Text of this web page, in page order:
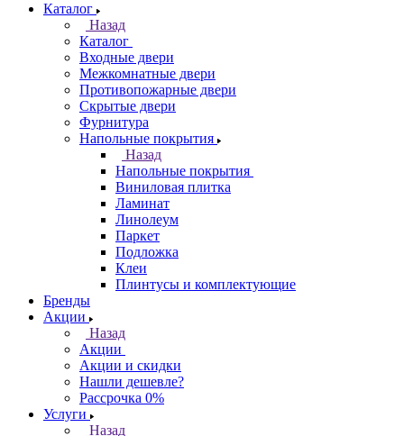
Каталог
Назад
Каталог
Входные двери
Межкомнатные двери
Противопожарные двери
Скрытые двери
Фурнитура
Напольные покрытия
Назад
Напольные покрытия
Виниловая плитка
Ламинат
Линолеум
Паркет
Подложка
Клеи
Плинтусы и комплектующие
Бренды
Акции
Назад
Акции
Акции и скидки
Нашли дешевле?
Рассрочка 0%
Услуги
Назад